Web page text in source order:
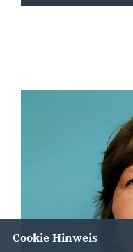
Cookie Hinweis